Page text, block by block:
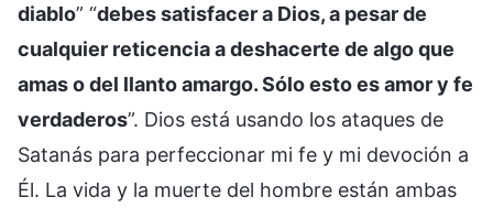
diablo” “debes satisfacer a Dios, a pesar de
cualquier reticencia a deshacerte de algo que
amas o del llanto amargo. Sólo esto es amor y fe
verdaderos”. Dios está usando los ataques de
Satanás para perfeccionar mi fe y mi devoción a
Él. La vida y la muerte del hombre están ambas